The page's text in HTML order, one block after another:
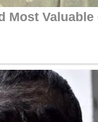
komplain
tetap
Mereka kini
poin, unggul